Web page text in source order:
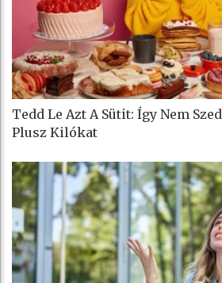
Tedd Le Azt A Sütit: Így Nem
Plusz Kilókat